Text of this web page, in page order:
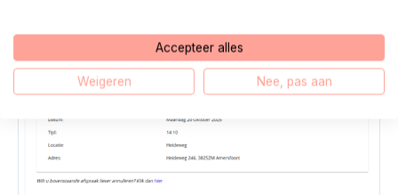
Accepteer alles
Weigeren Nee, pas aan